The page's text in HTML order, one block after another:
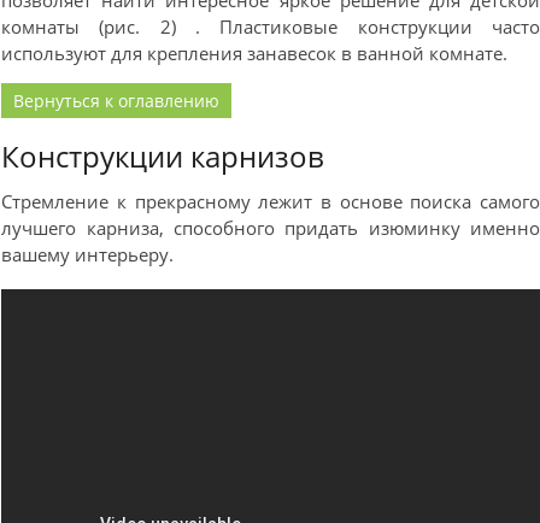
комнаты (рис. 2) . Пластиковые конструкции часто
используют для крепления занавесок в ванной комнате.
Вернуться к оглавлению
Конструкции карнизов
Стремление к прекрасному лежит в основе поиска самого
лучшего карниза, способного придать изюминку именно
вашему интерьеру.